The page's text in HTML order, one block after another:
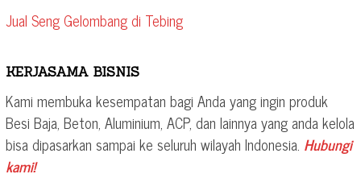
Jual Seng Gelombang di Tebing
KERJASAMA BISNIS
Kami membuka kesempatan bagi Anda yang ingin produk
Besi Baja, Beton, Aluminium, ACP, dan lainnya yang anda kelola
bisa dipasarkan sampai ke seluruh wilayah Indonesia. Hubungi
kami!